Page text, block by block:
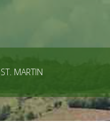
MARTIN